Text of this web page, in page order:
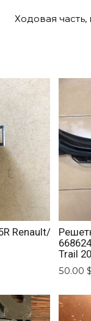
Ходовая часть,
Renault/
Trail
50.00 $